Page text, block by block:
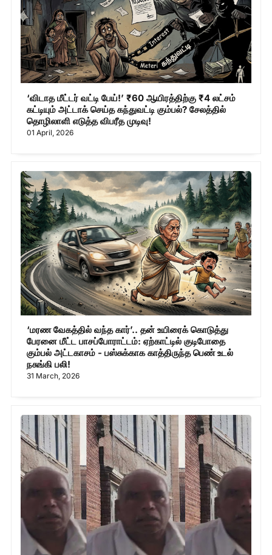
‘விடாத மீட்டர் வட்டி பேய்!’ ₹60 ஆயிரத்திற்கு ₹4 லட்சம்
கட்டியும் அட்டாக் செய்த கந்துவட்டி கும்பல்? சேலத்தில்
தொழிலாளி எடுத்த விபரீத முடிவு!
01 April, 2026
‘மரண வேகத்தில் வந்த கார்’.. தன் உயிரைக் கொடுத்து
பேரனை மீட்ட பாசப்போராட்டம்: ஏற்காட்டில் குடிபோதை
கும்பல் அட்டகாசம் - பஸ்சுக்காக காத்திருந்த பெண் உடல்
நசுங்கி பலி!
31 March, 2026